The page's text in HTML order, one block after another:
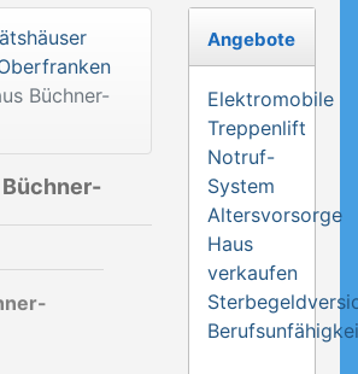
Büchner-
Angebote
Elektromobile
Treppenlift
Notruf-
System
Altersvorsorge
Haus
verkaufen